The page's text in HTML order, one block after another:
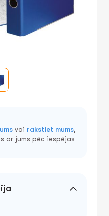
vai rakstiet mums,
ar jums pēc iespējas